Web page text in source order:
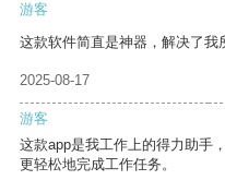
游客
这款软件简直是神器，解决了我
2025-08-17
游客
这款app是我工作上的得力助手
更轻松地完成工作任务。